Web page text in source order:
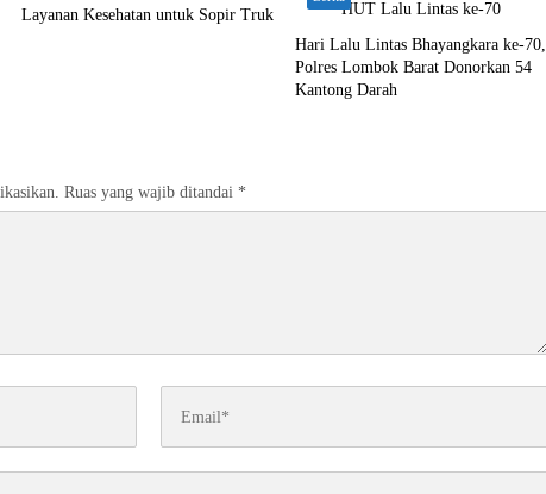
Layanan Kesehatan untuk Sopir Truk
Hari Lalu Lintas Bhayangkara ke-70,
Polres Lombok Barat Donorkan 54
Kantong Darah
Ruas yang wajib ditandai *